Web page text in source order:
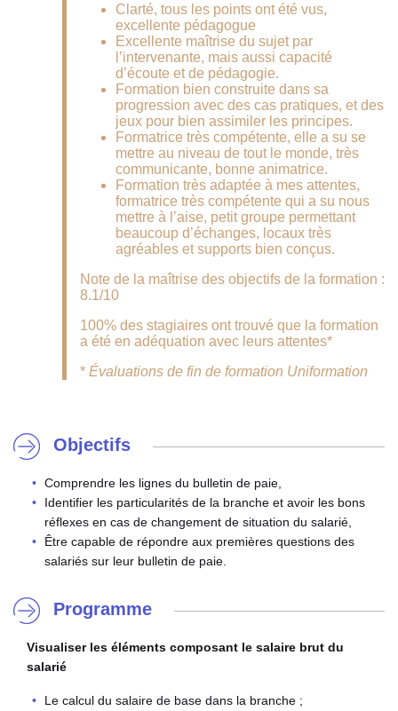
Clarté, tous les points ont été vus,
excellente pédagogue
Excellente maîtrise du sujet par
l’intervenante, mais aussi capacité
d’écoute et de pédagogie.
Formation bien construite dans sa
progression avec des cas pratiques, et des
jeux pour bien assimiler les principes.
Formatrice très compétente, elle a su se
mettre au niveau de tout le monde, très
communicante, bonne animatrice.
Formation très adaptée à mes attentes,
formatrice très compétente qui a su nous
mettre à l’aise, petit groupe permettant
beaucoup d’échanges, locaux très
agréables et supports bien conçus.
Note de la maîtrise des objectifs de la formation :
8.1/10
100% des stagiaires ont trouvé que la formation
a été en adéquation avec leurs attentes*
* Évaluations de fin de formation Uniformation
Objectifs
Comprendre les lignes du bulletin de paie,
Identifier les particularités de la branche et avoir les bons
réflexes en cas de changement de situation du salarié,
Être capable de répondre aux premières questions des
salariés sur leur bulletin de paie.
Programme
Visualiser les éléments composant le salaire brut du
salarié
Le calcul du salaire de base dans la branche ;